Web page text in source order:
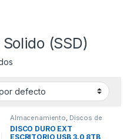
(SSD)
Almacenamiento, Discos de
Estado Solido (SSD)
DISCO DURO EXT
ESCRITORIO USB 3.0 8TB